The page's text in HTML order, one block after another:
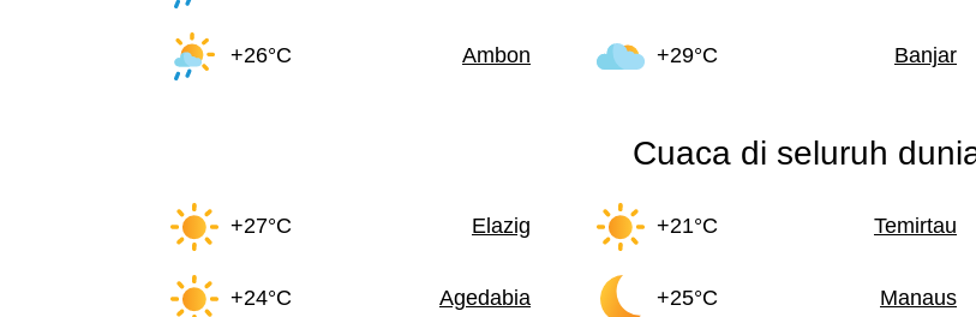
+26°C Ambon +29°C Banjar
Cuaca di seluruh
+27°C Elazig +21°C Temirtau
+24°C Agedabia +25°C Manaus